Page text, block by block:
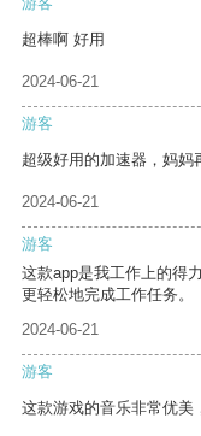
超棒啊 好用
2024-06-21
游客
超级好用的加速器，妈妈
2024-06-21
游客
这款app是我工作上的得
更轻松地完成工作任务。
2024-06-21
游客
这款游戏的音乐非常优美